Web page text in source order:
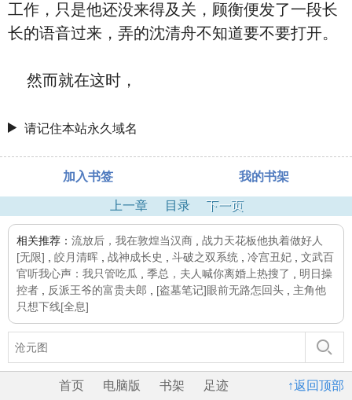
工作，只是他还没来得及关，顾衡便发了一段长
长的语音过来，弄的沈清舟不知道要不要打开。
然而就在这时，
请记住本站永久域名
加入书签 我的书架
上一章 目录 下一页
相关推荐： 流放后，我在敦煌当汉商
战力天花板他执着做好人
[无限]
皎月清晖 战神成长史 斗破之双系统 冷宫丑妃
文武百
官听我心声：我只管吃瓜
季总，夫人喊你离婚上热搜了
明日操
控者
反派王爷的富贵夫郎 [盗墓笔记]眼前无路怎回头
主角他
只想下线[全息]
↑返回顶部
首页 电脑版 书架 足迹